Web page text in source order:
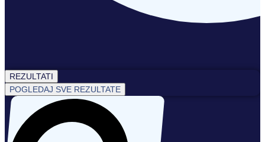
REZULTATI
POGLEDAJ SVE REZULTATE